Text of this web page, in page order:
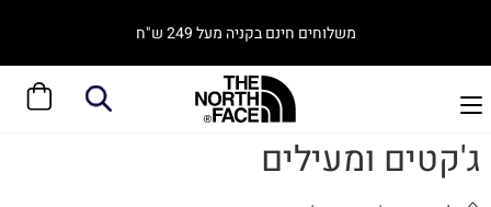
משלוחים חינם בקניה מעל 249 ש"ח
ג'קטים ומעילים